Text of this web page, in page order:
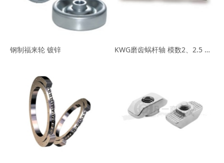
钢制福来轮 镀锌 KWG磨齿蜗杆轴 模数2、2.5 小原KHK蜗杆轴